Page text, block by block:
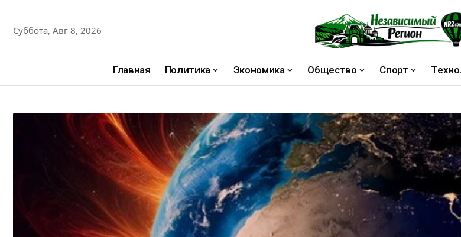
Суббота, Авг 8, 2026
Главная Политика Экономика Общество Спорт